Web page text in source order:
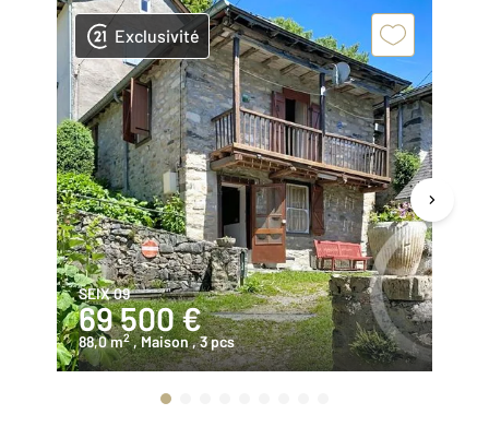
Exclusivité
SEIX 09
69 500 €
88,0 m2 , Maison, 3 pcs